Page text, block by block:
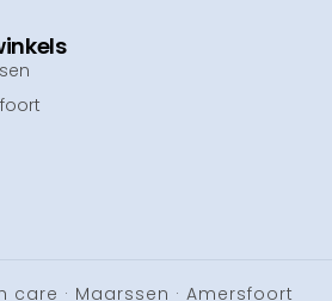
care · Maarssen · Amersfoort